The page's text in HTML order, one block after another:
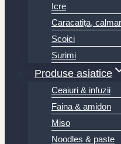
Icre
Caracatița, calmar
Scoici
Surimi
Produse asiatice
Ceaiuri & infuzii
Faina & amidon
Miso
Noodles & paste